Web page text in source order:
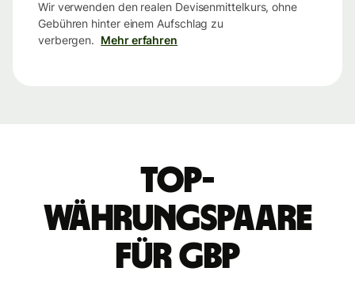
Wir verwenden den realen Devisenmittelkurs, ohne
Gebühren hinter einem Aufschlag zu
verbergen. Mehr erfahren
Top-
Währungspaare
für GBP